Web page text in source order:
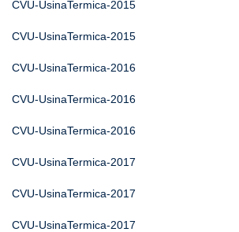
CVU-UsinaTermica-2015
CVU-UsinaTermica-2015
CVU-UsinaTermica-2016
CVU-UsinaTermica-2016
CVU-UsinaTermica-2016
CVU-UsinaTermica-2017
CVU-UsinaTermica-2017
CVU-UsinaTermica-2017